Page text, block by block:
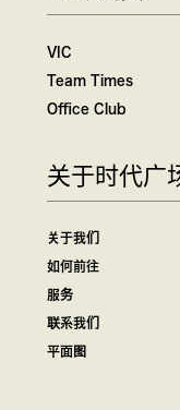
VIC
Team Times
Office Club
关于时代广
关于我们
如何前往
服务
联系我们
平面图